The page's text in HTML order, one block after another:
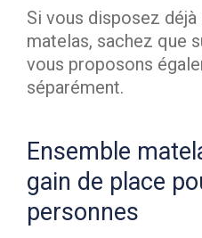
Si vous disposez déjà
matelas, sachez que
vous proposons
séparément.
Ensemble
gain de place
personnes